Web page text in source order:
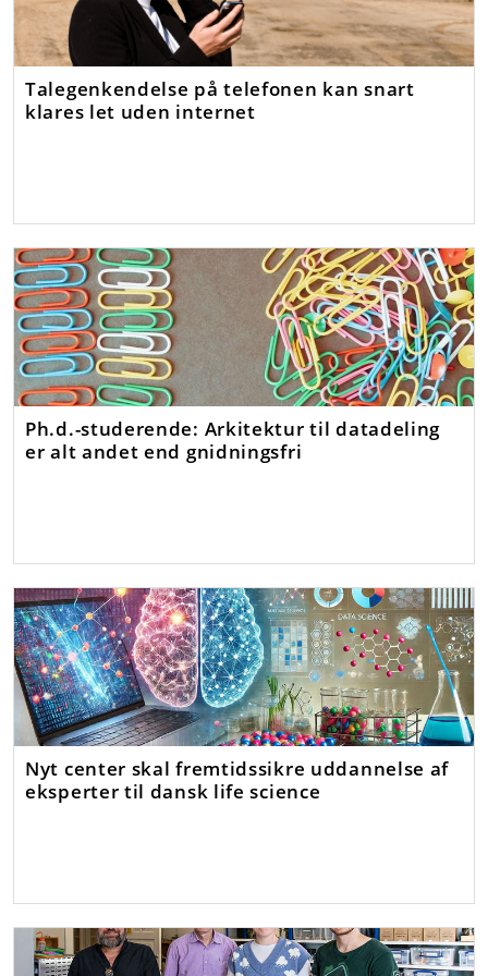
Talegenkendelse på telefonen kan snart
klares let uden internet
Ph.d.-studerende: Arkitektur til datadeling
er alt andet end gnidningsfri
Nyt center skal fremtidssikre uddannelse af
eksperter til dansk life science